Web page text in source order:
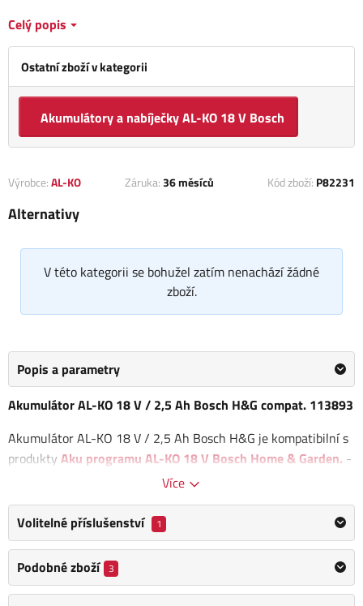
Ostatní zboží v kategorii
Akumulátory a nabíječky AL-KO 18 V Bosch
Celý popis
Výrobce:AL-KO Záruka:36 měsíců Kód zboží: P82231
Alternativy
V této kategorii se bohužel zatím nenachází žádné
zboží.
Popis a parametry
Akumulátor AL-KO 18 V / 2,5 Ah Bosch H&G compat. 113893
Akumulátor AL-KO 18 V / 2,5 Ah Bosch H&G je kompatibilní s
produkty Aku programu AL-KO 18 V Bosch Home & Garden. -
hodí se pro všechno zahradní nářadí řady baterií
Rozměry (d x v x š): 120 x 45 x 80 mm
Li-ion technologie pro dlouhou životnost
Krátká doba nabíjení: běžná nabíječka 60 min /
rychlonabíječka 36 min
Více
Volitelné příslušenství 1
Podobné zboží 3